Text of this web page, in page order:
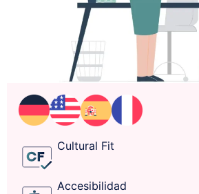
Cultural Fit
Accesibilidad